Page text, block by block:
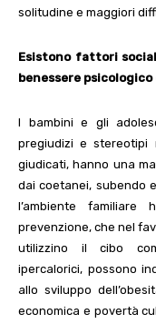
solitudine e maggiori
Esistono fattori
benessere
I bambini e gli
pregiudizi e stereotipi
giudicati, hanno una
dai coetanei, subendo
l’ambiente
prevenzione, che nel
utilizzino il cibo
ipercalorici, possono
allo sviluppo
economica e povertà